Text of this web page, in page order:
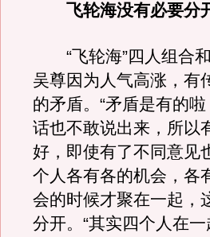
飞轮海没有必要分
“飞轮海”四人组合和
吴尊因为人气高涨，有
的矛盾。“矛盾是有的
话也不敢说出来，所以
好，即使有了不同意见
个人各有各的机会，各
会的时候才聚在一起，
分开。“其实四个人在